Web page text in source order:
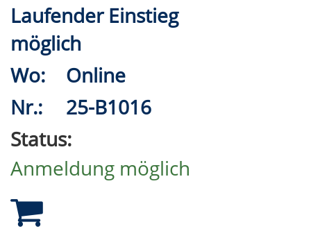
Laufender Einstieg
möglich
Wo:
Online
Nr.:
25-B1016
Status:
Anmeldung möglich